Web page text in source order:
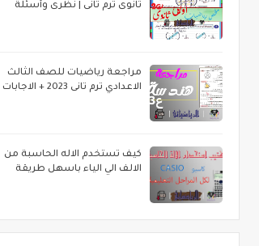
ثانوى ترم تانى | نظرى وأسئلة
مراجعة رياضيات للصف الثالث
الاعدادي ترم تانى 2023 + الاجابات
كيف تستخدم الاله الحاسبة من
الالف الي الياء باسهل طريقة